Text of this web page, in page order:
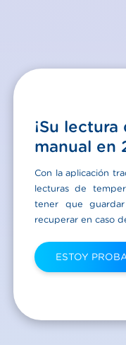
¡Su
manual en
Con la aplicación
lecturas de
tener que
recuperar en caso
ESTOY